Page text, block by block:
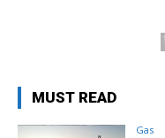
MUST READ
Gas